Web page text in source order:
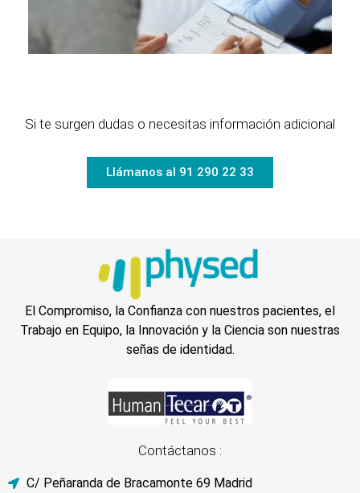
Si te surgen dudas o necesitas información adicional
Llámanos al 91 290 22 33
El Compromiso, la Confianza con nuestros pacientes, el
Trabajo en Equipo, la Innovación y la Ciencia son nuestras
señas de identidad.
Contáctanos :
C/ Peñaranda de Bracamonte 69 Madrid